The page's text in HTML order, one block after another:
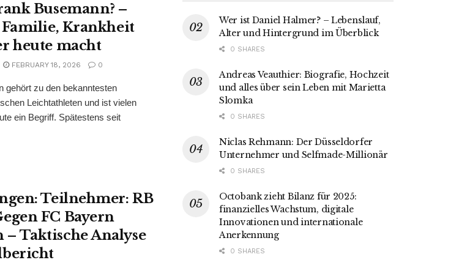
Busemann? –
Krankheit
heute macht
FEBRUARY 18, 2026 0
gehört zu den bekanntesten
Leichtathleten und ist vielen
ein Begriff. Spätestens seit
Teilnehmer: RB
FC Bayern
Taktische Analyse
Wer ist Daniel Halmer? – Lebenslauf,
Alter und Hintergrund im Überblick
0 SHARES
Andreas Veauthier: Biografie, Hochzeit
und alles über sein Leben mit Marietta
Slomka
0 SHARES
Niclas Rehmann: Der Düsseldorfer
Unternehmer und Selfmade-Millionär
0 SHARES
Octobank zieht Bilanz für 2025:
finanzielles Wachstum, digitale
Innovationen und internationale
Anerkennung
0 SHARES